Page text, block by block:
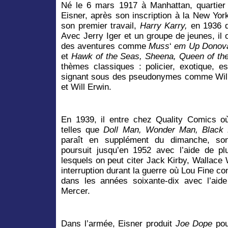
Né le 6 mars 1917 à Manhattan,
Eisner, après son inscription à la New
son premier travail, Harry Karry, en 1936
Avec Jerry Iger et un groupe de jeunes, il
des aventures commeMuss‘em Up
et Hawk of the Seas, Sheena, Queen of
thèmes classiques : policier, exotique,
signant sous des pseudonymes comme
et Will Erwin.
En 1939, il entre chez Quality Comics
telles queDoll Man, Wonder Man,
paraît en supplément du dimanche,
poursuit jusqu’en 1952 avec l’aide de
lesquels on peut citer Jack Kirby, Wallace
interruption durant la guerre où Lou Fine
dans les années soixante-dix avec
Mercer.
Dans l’armée, Eisner produit Joe Dope